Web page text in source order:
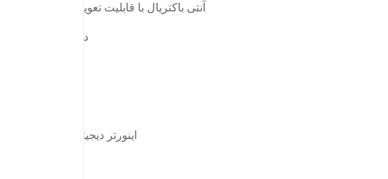
آنتی باکتریال با قابلیت تعویض
دارد
اینورتر دیجیتال